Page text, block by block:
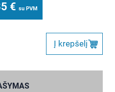
€ su PVM
Į krepšelį